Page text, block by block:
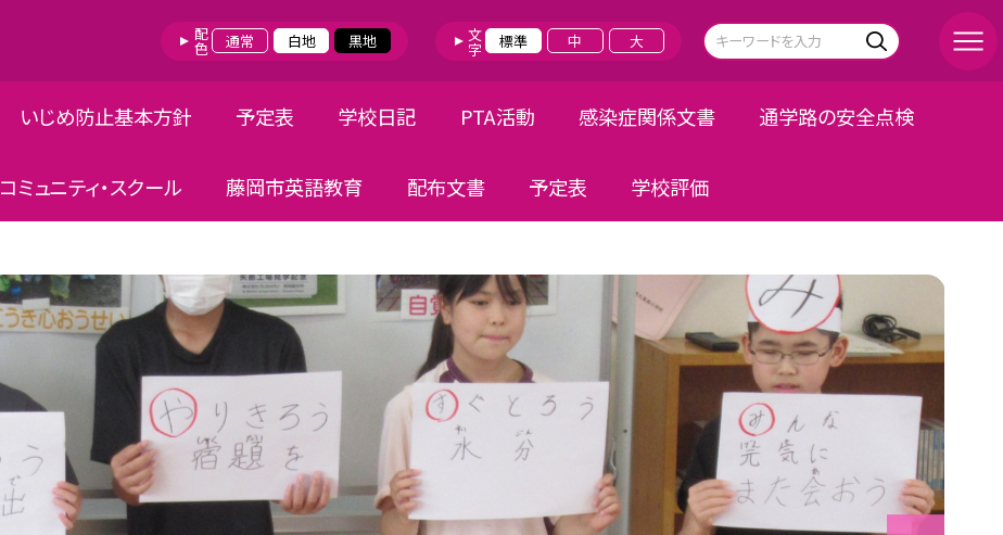
配色 通常 白地 黒地 文字 標準 中 大
いじめ防止基本方針 予定表 学校日記 PTA活動 感染症関係文書 通学路の安全点検
コミュニティ・スクール 藤岡市英語教育 配布文書 予定表 学校評価